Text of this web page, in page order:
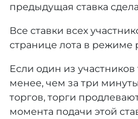
предыдущая ставка
Все ставки всех
странице лота в режиме
Если один из участников
менее, чем за три
торгов, торги
момента подачи этой